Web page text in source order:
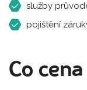
služby
pojištění
Co